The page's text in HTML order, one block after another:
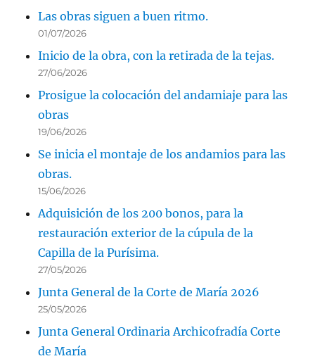
Las obras siguen a buen ritmo.
01/07/2026
Inicio de la obra, con la retirada de la tejas.
27/06/2026
Prosigue la colocación del andamiaje para las
obras
19/06/2026
Se inicia el montaje de los andamios para las
obras.
15/06/2026
Adquisición de los 200 bonos, para la
restauración exterior de la cúpula de la
Capilla de la Purísima.
27/05/2026
Junta General de la Corte de María 2026
25/05/2026
Junta General Ordinaria Archicofradía Corte
de María